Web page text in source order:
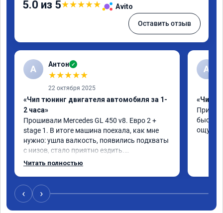
5.0 из 5★★★★★ Avito
Оставить отзыв
А Антон ✓
★★★★★
22 октября 2025
«Чип тюнинг двигателя автомобиля за 1-
2 часа»
Прошивали Mercedes GL 450 v8. Евро 2 +
stage 1. В итоге машина поехала, как мне
нужно: ушла валкость, появились подхваты
с низов, стало приятно ездить.
Одни из лучших трат, в авто! 🔥
Читать полностью
A
«Чип
‹ ›